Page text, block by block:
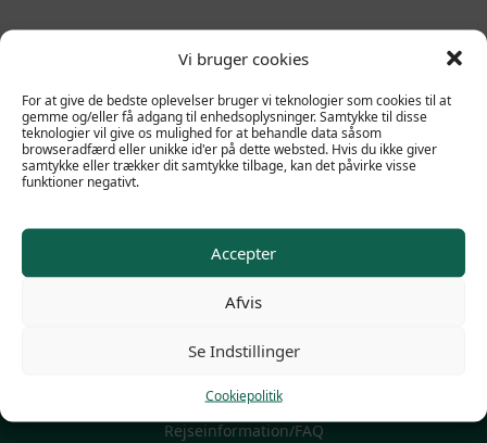
Vi bruger cookies
For at give de bedste oplevelser bruger vi teknologier som cookies til at
gemme og/eller få adgang til enhedsoplysninger. Samtykke til disse
teknologier vil give os mulighed for at behandle data såsom
browseradfærd eller unikke id'er på dette websted. Hvis du ikke giver
samtykke eller trækker dit samtykke tilbage, kan det påvirke visse
funktioner negativt.
Accepter
Afvis
Se Indstillinger
Cookiepolitik
Familieskiferie
Firma skirejser
Mini Skiferie 3-4-5 dage
Skiferie til grupper
Thinggaards egne hoteller
Rejseinformation/FAQ